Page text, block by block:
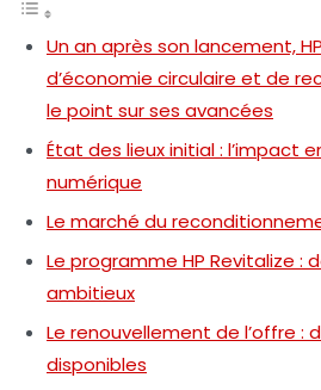
Un an après son lancement,
d’économie circulaire et de
le point sur ses avancées
État des lieux initial : l’impact
numérique
Le marché du
Le programme HP Revitalize :
ambitieux
Le renouvellement de l’offre :
disponibles